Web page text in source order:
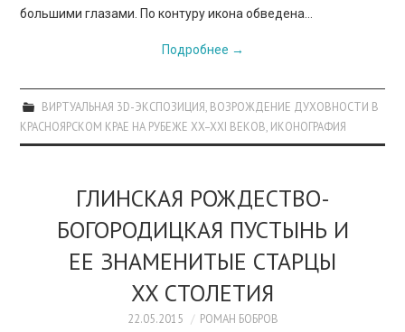
большими глазами. По контуру икона обведена…
Подробнее →
ВИРТУАЛЬНАЯ 3D-ЭКСПОЗИЦИЯ, ВОЗРОЖДЕНИЕ ДУХОВНОСТИ В
КРАСНОЯРСКОМ КРАЕ НА РУБЕЖЕ XX–XXI ВЕКОВ, ИКОНОГРАФИЯ
ГЛИНСКАЯ РОЖДЕСТВО-
БОГОРОДИЦКАЯ ПУСТЫНЬ И
ЕЕ ЗНАМЕНИТЫЕ СТАРЦЫ
XX СТОЛЕТИЯ
22.05.2015 РОМАН БОБРОВ